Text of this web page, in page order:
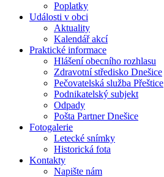
Poplatky
Události v obci
Aktuality
Kalendář akcí
Praktické informace
Hlášení obecního rozhlasu
Zdravotní středisko Dnešice
Pečovatelská služba Přeštice
Podnikatelský subjekt
Odpady
Pošta Partner Dnešice
Fotogalerie
Letecké snímky
Historická fota
Kontakty
Napište nám